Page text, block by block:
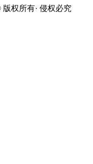
权所有· 侵权必究